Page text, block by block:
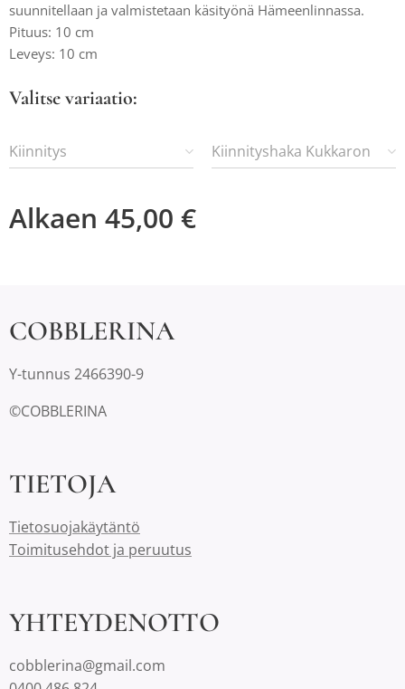
suunnitellaan ja valmistetaan käsityönä Hämeenlinnassa.
Pituus: 10 cm
Leveys: 10 cm
Valitse variaatio:
Kiinnitys
Kiinnityshaka Kukkaron
Alkaen 45,00 €
COBBLERINA
Y-tunnus 2466390-9
©COBBLERINA
TIETOJA
Tietosuojakäytäntö
Toimitusehdot ja peruutus
YHTEYDENOTTO
cobblerina@gmail.com